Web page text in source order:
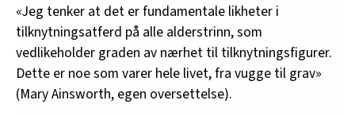
«Jeg tenker at det er fundamentale likheter i
tilknytningsatferd på alle alderstrinn, som
vedlikeholder graden av nærhet til tilknytningsfigurer.
Dette er noe som varer hele livet, fra vugge til grav»
(Mary Ainsworth, egen oversettelse).